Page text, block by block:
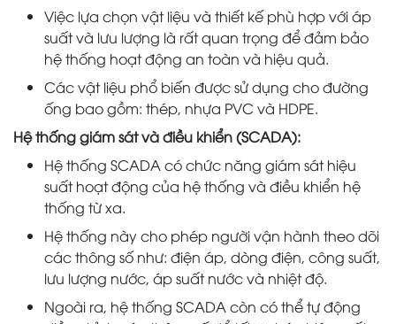
Việc lựa chọn vật liệu và thiết kế phù hợp với áp
suất và lưu lượng là rất quan trọng để đảm bảo
hệ thống hoạt động an toàn và hiệu quả.
Các vật liệu phổ biến được sử dụng cho đường
ống bao gồm: thép, nhựa PVC và HDPE.
Hệ thống giám sát và điều khiển (SCADA):
Hệ thống SCADA có chức năng giám sát hiệu
suất hoạt động của hệ thống và điều khiển hệ
thống từ xa.
Hệ thống này cho phép người vận hành theo dõi
các thông số như: điện áp, dòng điện, công suất,
lưu lượng nước, áp suất nước và nhiệt độ.
Ngoài ra, hệ thống SCADA còn có thể tự động